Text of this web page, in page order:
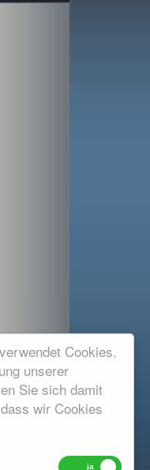
Cookies.
unserer
Sie sich damit
wir Cookies